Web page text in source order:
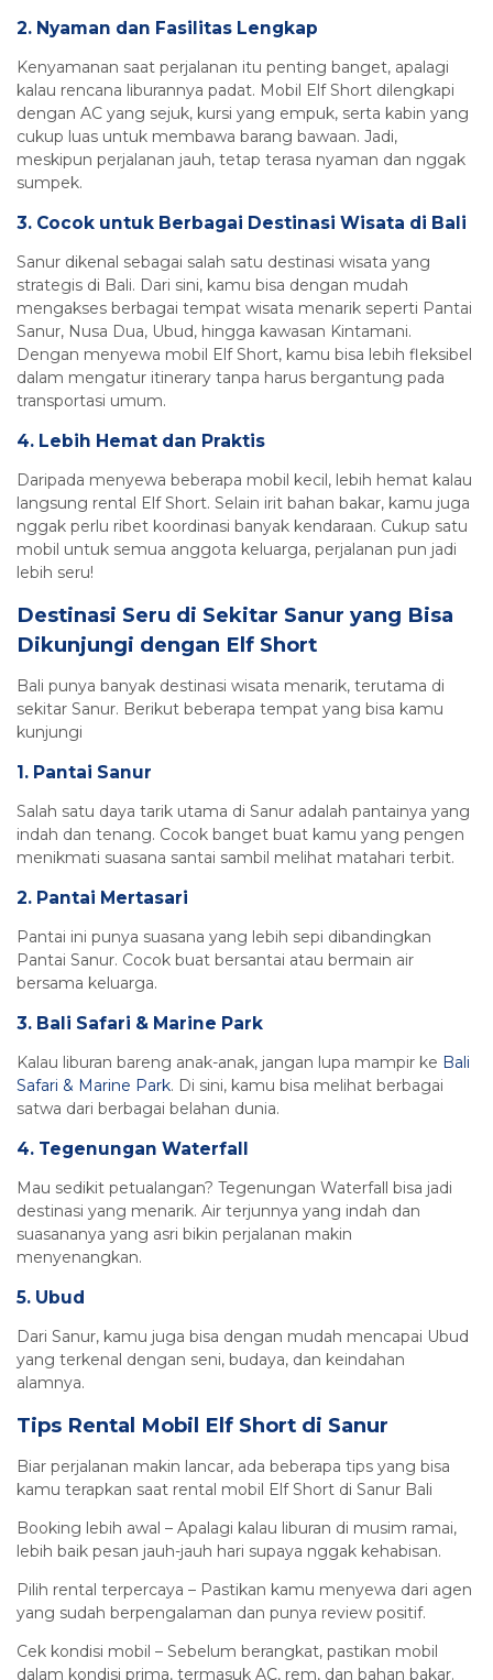
2. Nyaman dan Fasilitas Lengkap
Kenyamanan saat perjalanan itu penting banget, apalagi
kalau rencana liburannya padat. Mobil Elf Short dilengkapi
dengan AC yang sejuk, kursi yang empuk, serta kabin yang
cukup luas untuk membawa barang bawaan. Jadi,
meskipun perjalanan jauh, tetap terasa nyaman dan nggak
sumpek.
3. Cocok untuk Berbagai Destinasi Wisata di Bali
Sanur dikenal sebagai salah satu destinasi wisata yang
strategis di Bali. Dari sini, kamu bisa dengan mudah
mengakses berbagai tempat wisata menarik seperti Pantai
Sanur, Nusa Dua, Ubud, hingga kawasan Kintamani.
Dengan menyewa mobil Elf Short, kamu bisa lebih fleksibel
dalam mengatur itinerary tanpa harus bergantung pada
transportasi umum.
4. Lebih Hemat dan Praktis
Daripada menyewa beberapa mobil kecil, lebih hemat kalau
langsung rental Elf Short. Selain irit bahan bakar, kamu juga
nggak perlu ribet koordinasi banyak kendaraan. Cukup satu
mobil untuk semua anggota keluarga, perjalanan pun jadi
lebih seru!
Destinasi Seru di Sekitar Sanur yang Bisa
Dikunjungi dengan Elf Short
Bali punya banyak destinasi wisata menarik, terutama di
sekitar Sanur. Berikut beberapa tempat yang bisa kamu
kunjungi
1. Pantai Sanur
Salah satu daya tarik utama di Sanur adalah pantainya yang
indah dan tenang. Cocok banget buat kamu yang pengen
menikmati suasana santai sambil melihat matahari terbit.
2. Pantai Mertasari
Pantai ini punya suasana yang lebih sepi dibandingkan
Pantai Sanur. Cocok buat bersantai atau bermain air
bersama keluarga.
3. Bali Safari & Marine Park
Kalau liburan bareng anak-anak, jangan lupa mampir ke Bali
Safari & Marine Park. Di sini, kamu bisa melihat berbagai
satwa dari berbagai belahan dunia.
4. Tegenungan Waterfall
Mau sedikit petualangan? Tegenungan Waterfall bisa jadi
destinasi yang menarik. Air terjunnya yang indah dan
suasananya yang asri bikin perjalanan makin
menyenangkan.
5. Ubud
Dari Sanur, kamu juga bisa dengan mudah mencapai Ubud
yang terkenal dengan seni, budaya, dan keindahan
alamnya.
Tips Rental Mobil Elf Short di Sanur
Biar perjalanan makin lancar, ada beberapa tips yang bisa
kamu terapkan saat rental mobil Elf Short di Sanur Bali
Booking lebih awal – Apalagi kalau liburan di musim ramai,
lebih baik pesan jauh-jauh hari supaya nggak kehabisan.
Pilih rental terpercaya – Pastikan kamu menyewa dari agen
yang sudah berpengalaman dan punya review positif.
Cek kondisi mobil – Sebelum berangkat, pastikan mobil
dalam kondisi prima, termasuk AC, rem, dan bahan bakar.